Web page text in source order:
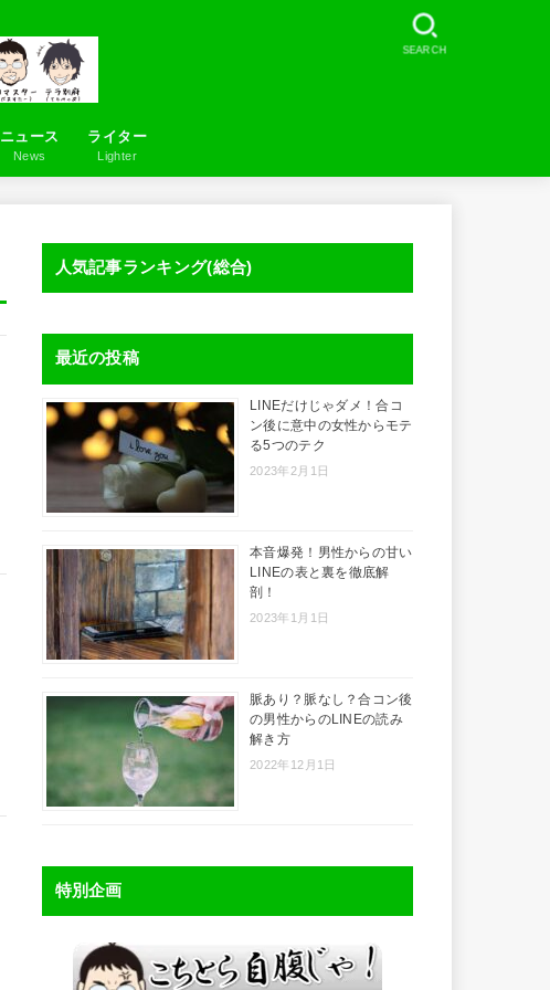
ニュース
News
ライター
Lighter
SEARCH
人気記事ランキング(総合)
最近の投稿
LINEだけじゃダメ！合コ
ン後に意中の女性からモテ
る5つのテク
2023年2月1日
本音爆発！男性からの甘い
LINEの表と裏を徹底解
剖！
2023年1月1日
脈あり？脈なし？合コン後
の男性からのLINEの読み
解き方
2022年12月1日
特別企画